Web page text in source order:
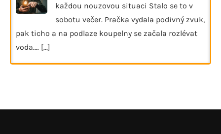
každou nouzovou situaci Stalo se to v
sobotu večer. Pračka vydala podivný zvuk,
pak ticho a na podlaze koupelny se začala rozlévat
voda.… [...]